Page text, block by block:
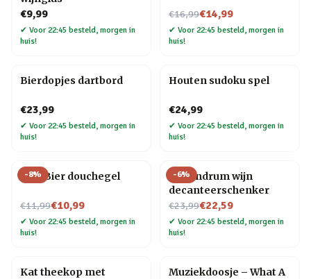
€9,99
✔ Voor 22:45 besteld, morgen in
huis!
€16,99
Nu voor€14,99
✔ Voor 22:45 besteld, morgen in
huis!
Bierdopjes dartbord
€23,99
✔ Voor 22:45 besteld, morgen in
huis!
Houten sudoku spel
€24,99
✔ Voor 22:45 besteld, morgen in
huis!
-8%
Wiki Bier douchegel
€11,99
Nu voor€10,99
✔ Voor 22:45 besteld, morgen in
huis!
-6%
Conundrum wijn
decanteerschenker
€23,99
Nu voor€22,59
✔ Voor 22:45 besteld, morgen in
huis!
Kat theekop met
Muziekdoosje – What A